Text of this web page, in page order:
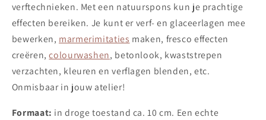
verftechnieken. Met een natuurspons kun je prachtige
effecten bereiken. Je kunt er verf- en glaceerlagen mee
bewerken, marmerimitaties maken, fresco effecten
creëren,colourwashen, betonlook, kwaststrepen
verzachten, kleuren en verflagen blenden, etc.
Onmisbaar in jouw atelier!
Formaat: in droge toestand ca. 10 cm. Een echte